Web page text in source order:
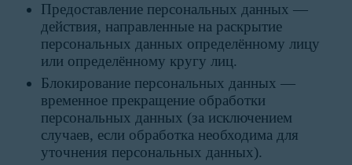
Предоставление персональных данных —
действия, направленные на раскрытие
персональных данных определённому лицу
или определённому кругу лиц.
Блокирование персональных данных —
временное прекращение обработки
персональных данных (за исключением
случаев, если обработка необходима для
уточнения персональных данных).